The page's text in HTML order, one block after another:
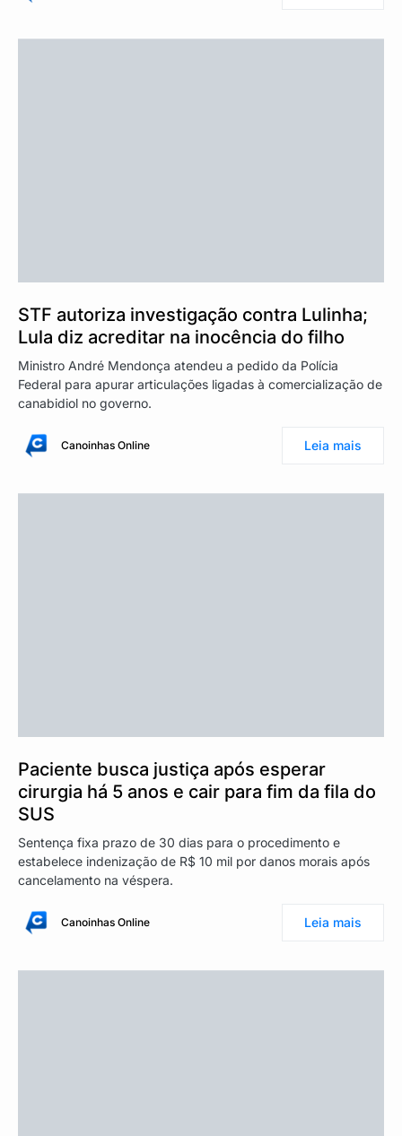
STF autoriza investigação contra Lulinha;
Lula diz acreditar na inocência do filho
Ministro André Mendonça atendeu a pedido da Polícia
Federal para apurar articulações ligadas à comercialização de
canabidiol no governo.
Canoinhas Online Leia mais
Paciente busca justiça após esperar
cirurgia há 5 anos e cair para fim da fila do
SUS
Sentença fixa prazo de 30 dias para o procedimento e
estabelece indenização de R$ 10 mil por danos morais após
cancelamento na véspera.
Canoinhas Online Leia mais